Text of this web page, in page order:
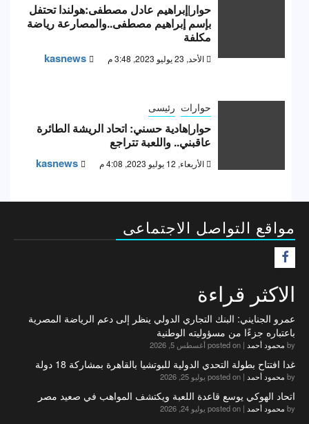
حوار|إبراهيم عادل مصطفى:هولندا تحتفل
بإسم إبراهيم مصطفى..والمصارعة رياضة
مكلفة
الأحد, 23 يوليو 2023, 3:48 م kasnews
حوارات رئيسى
حوار|هادية حسني: اتحاد الريشة الطائرة
عاقبني.. واللعبة تتراجع
الأربعاء, 12 يوليو 2023, 4:08 م kasnews
مواقع التواصل الاجتماعى
الاكثر قراءة
عمرو الجنايني: البنك التجاري الدولي ينظر إلى دعم الرياضة المصرية
باعتباره جزءًا من مسؤوليته الوطنية
by محمود أحمد | posted on أغسطس 5, 2026
غدا افتتاح بطولة التحدي الدولية للبوتشيا بالقاهرة بمشاركة 18 دولة
by محمود أحمد | posted on يوليو 25, 2026
اتحاد الهوكي يوسع قاعدة اللعبة ويكتشف المواهب في صعيد مصر
by محمود أحمد | posted on يوليو 24, 2026